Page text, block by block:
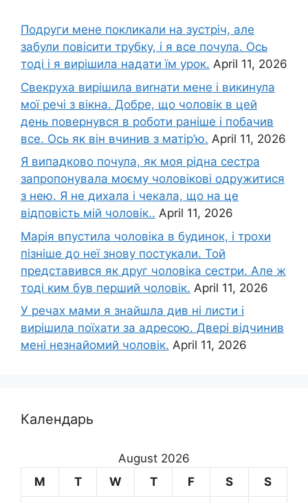
Подруги мене покликали на зустріч, але
забули повісити трубку, і я все почула. Ось
тоді і я вирішила надати їм урок. April 11, 2026
Свекруха вирішила виrнати мене і викинула
мої речі з вікна. Добре, що чоловік в цей
день повернувся в роботи раніше і побачив
все. Ось як він вчинив з матір’ю. April 11, 2026
Я випадково почула, як моя рідна сестра
запропонувала моєму чоловікові одружитися
з нею. Я не дихала і чекала, що на це
відповість мій чоловік.. April 11, 2026
Марія впустила чоловіка в будинок, і трохи
пізніше до неї знову постукали. Той
представився як друг чоловіка сестри. Але ж
тоді ким був перший чоловік. April 11, 2026
У речах мами я знайшла див ні листи і
вирішила поїхати за адресою. Двері відчинив
мені незнайомий чоловік. April 11, 2026
Календарь
August 2026
M
T W T F S S